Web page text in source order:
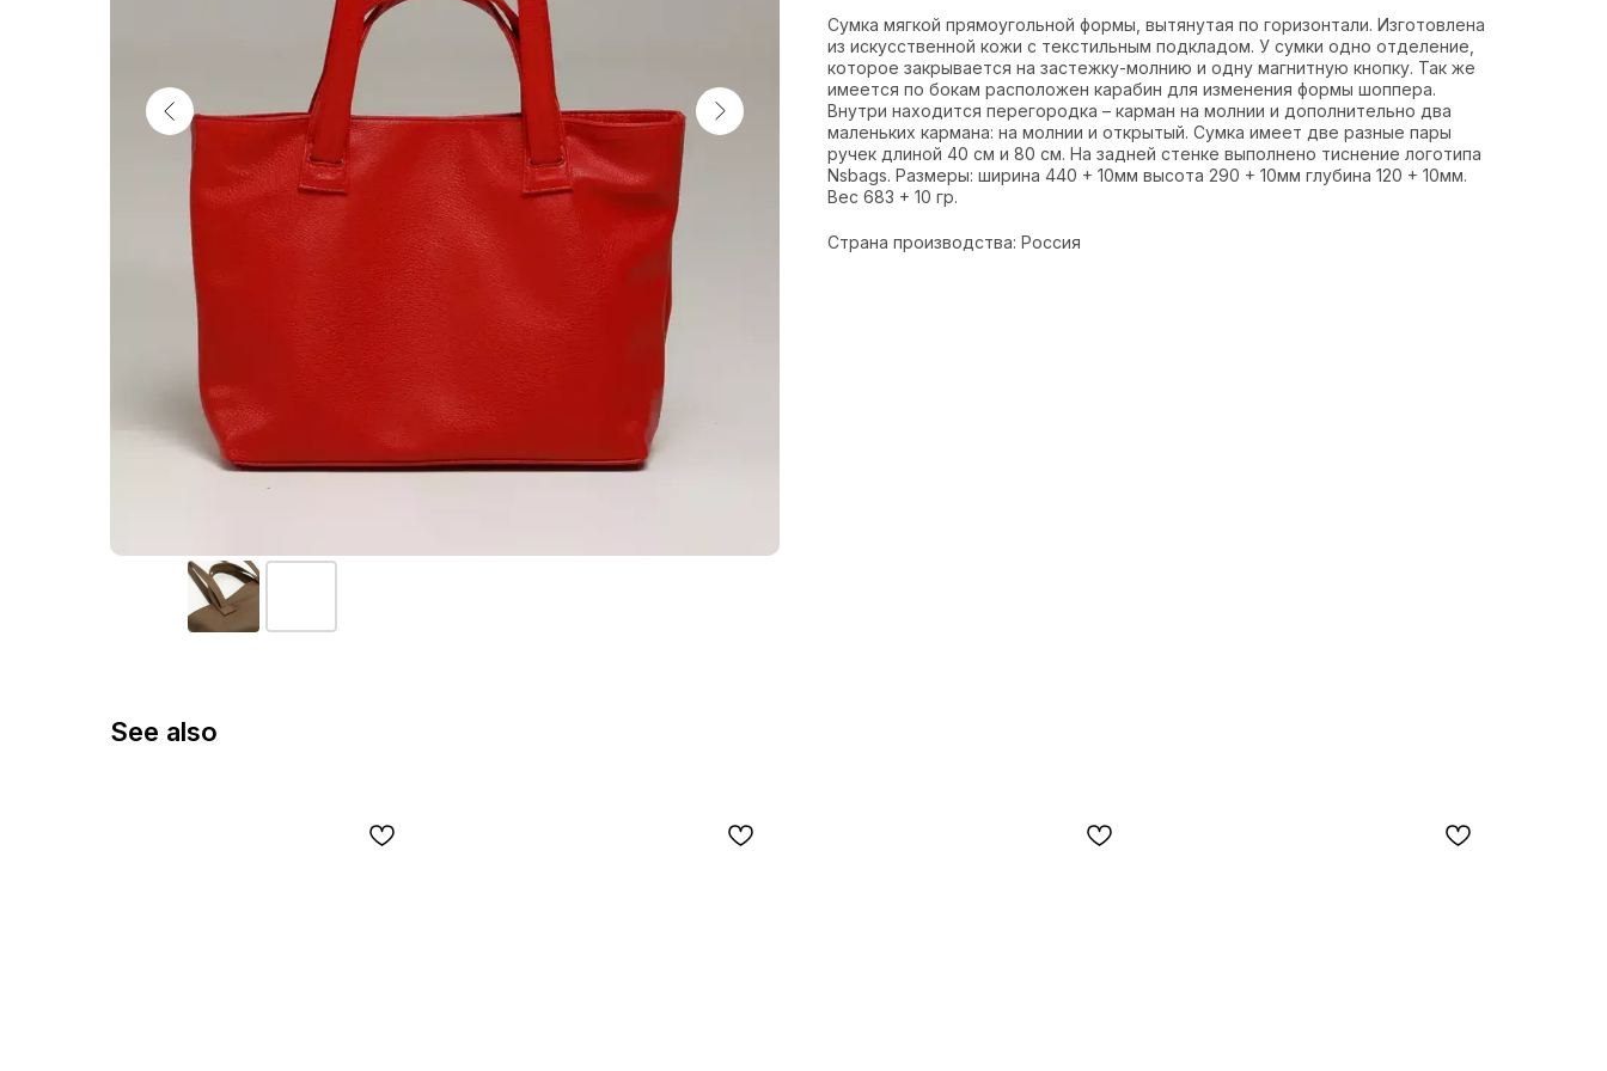
Сумка мягкой прямоугольной формы, вытянутая по горизонтали. Изготовлена
из искусственной кожи с текстильным подкладом. У сумки одно отделение,
которое закрывается на застежку-молнию и одну магнитную кнопку. Так же
имеется по бокам расположен карабин для изменения формы шоппера.
Внутри находится перегородка – карман на молнии и дополнительно два
маленьких кармана: на молнии и открытый. Сумка имеет две разные пары
ручек длиной 40 см и 80 см. На задней стенке выполнено тиснение логотипа
Nsbags. Размеры: ширина 440 + 10мм высота 290 + 10мм глубина 120 + 10мм.
Вес 683 + 10 гр.
Страна производства: Россия
See also